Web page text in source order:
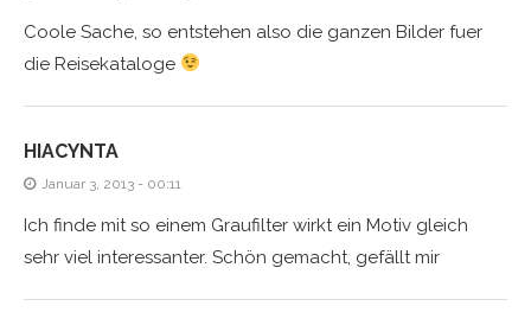
Coole Sache, so entstehen also die ganzen Bilder fuer
die Reisekataloge
HIACYNTA
Januar 3, 2013 - 00:11
Ich finde mit so einem Graufilter wirkt ein Motiv gleich
sehr viel interessanter. Schön gemacht, gefällt mir